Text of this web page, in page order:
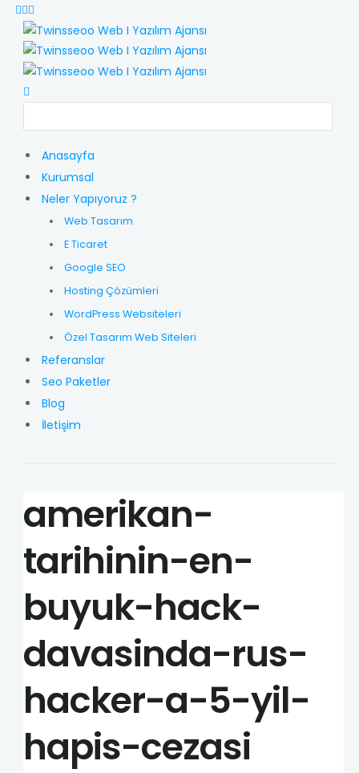
Anasayfa
Kurumsal
Neler Yapıyoruz ?
Web Tasarım
E Ticaret
Google SEO
Hosting Çözümleri
WordPress Websiteleri
Özel Tasarım Web Siteleri
Referanslar
Seo Paketler
Blog
İletişim
amerikan-
tarihinin-en-
buyuk-hack-
davasinda-rus-
hacker-a-5-yil-
hapis-cezasi